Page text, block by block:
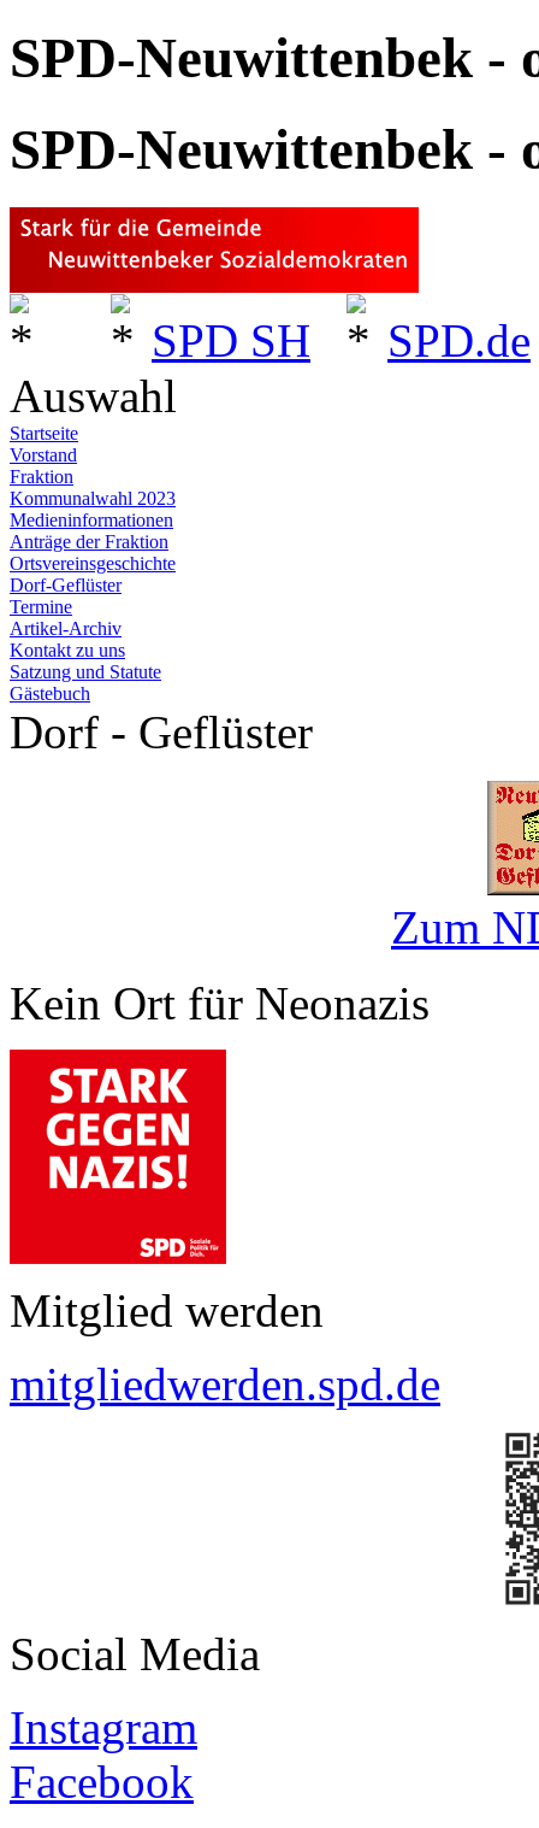
SPD-Neuwittenbek -
SPD-Neuwittenbek -
SPD SH
SPD.de
Auswahl
Startseite
Vorstand
Fraktion
Kommunalwahl 2023
Medieninformationen
Anträge der Fraktion
Ortsvereinsgeschichte
Dorf-Geflüster
Termine
Artikel-Archiv
Kontakt zu uns
Satzung und Statute
Gästebuch
Dorf - Geflüster
Zum
Kein Ort für Neonazis
Mitglied werden
mitgliedwerden.spd.de
Social Media
Instagram
Facebook